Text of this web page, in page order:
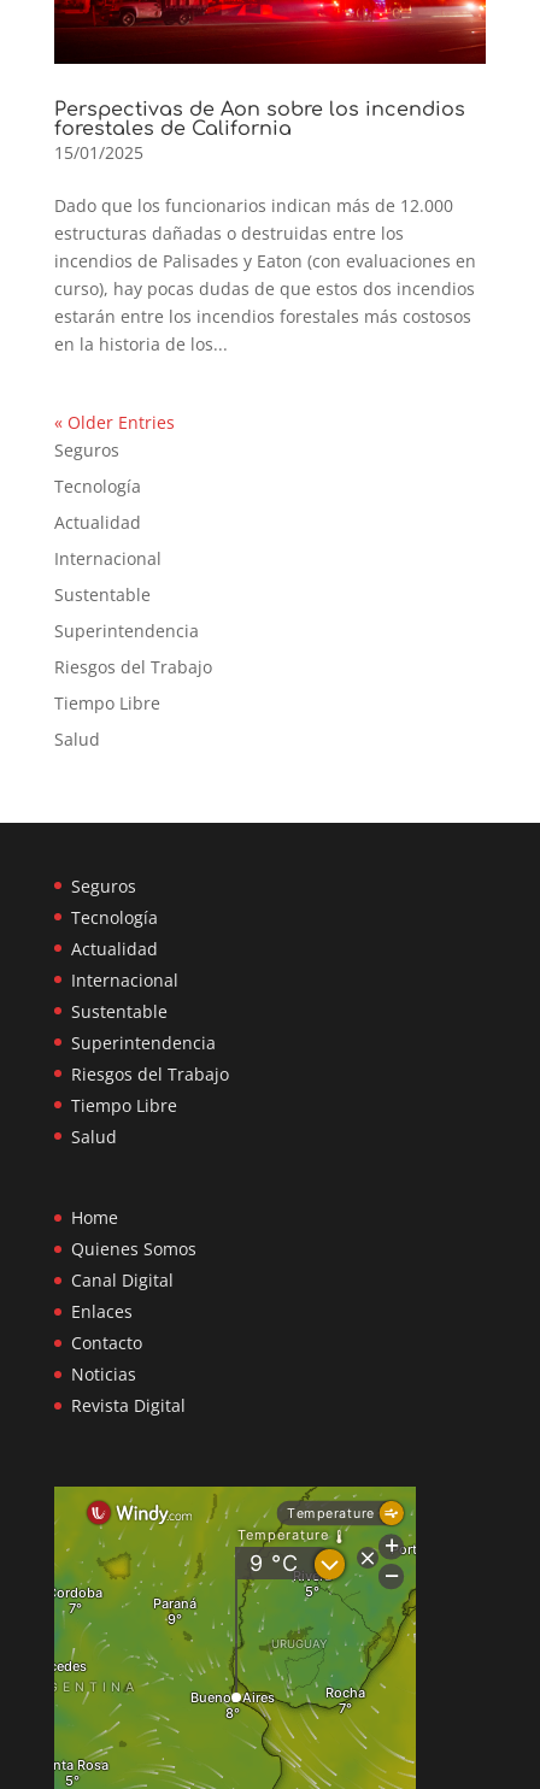
Perspectivas de Aon sobre los incendios
forestales de California
15/01/2025
Dado que los funcionarios indican más de 12.000
estructuras dañadas o destruidas entre los
incendios de Palisades y Eaton (con evaluaciones en
curso), hay pocas dudas de que estos dos incendios
estarán entre los incendios forestales más costosos
en la historia de los...
« Older Entries
Seguros
Tecnología
Actualidad
Internacional
Sustentable
Superintendencia
Riesgos del Trabajo
Tiempo Libre
Salud
Seguros
Tecnología
Actualidad
Internacional
Sustentable
Superintendencia
Riesgos del Trabajo
Tiempo Libre
Salud
Home
Quienes Somos
Canal Digital
Enlaces
Contacto
Noticias
Revista Digital